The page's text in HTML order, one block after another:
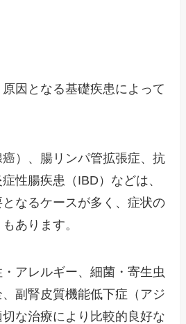
因となる基礎疾患によって
）、腸リンパ管拡張症、抗
性腸疾患（IBD）などは、
なるケースが多く、症状の
あります。
アレルギー、細菌・寄生虫
副腎皮質機能低下症（アジ
な治療により比較的良好な